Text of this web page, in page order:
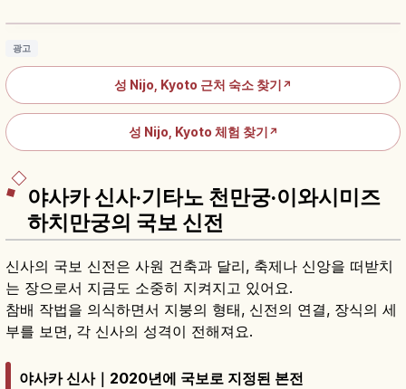
광고
성 Nijo, Kyoto 근처 숙소 찾기 ↗
성 Nijo, Kyoto 체험 찾기 ↗
야사카 신사·기타노 천만궁·이와시미즈
하치만궁의 국보 신전
신사의 국보 신전은 사원 건축과 달리, 축제나 신앙을 떠받치
는 장으로서 지금도 소중히 지켜지고 있어요.
참배 작법을 의식하면서 지붕의 형태, 신전의 연결, 장식의 세
부를 보면, 각 신사의 성격이 전해져요.
야사카 신사｜2020년에 국보로 지정된 본전